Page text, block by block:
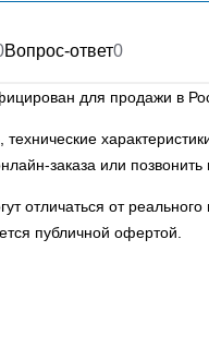
Вопрос-ответ0
для продажи в
технические
заказа или
отличаться от
публичной офертой.